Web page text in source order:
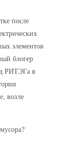
после
элементов
блогер
РИТЭГа в
возле